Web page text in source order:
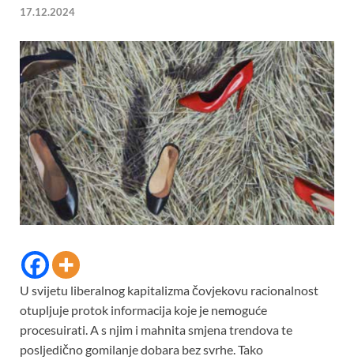
17.12.2024
U svijetu liberalnog kapitalizma čovjekovu racionalnost
otupljuje protok informacija koje je nemoguće
procesuirati. A s njim i mahnita smjena trendova te
posljedično gomilanje dobara bez svrhe. Tako